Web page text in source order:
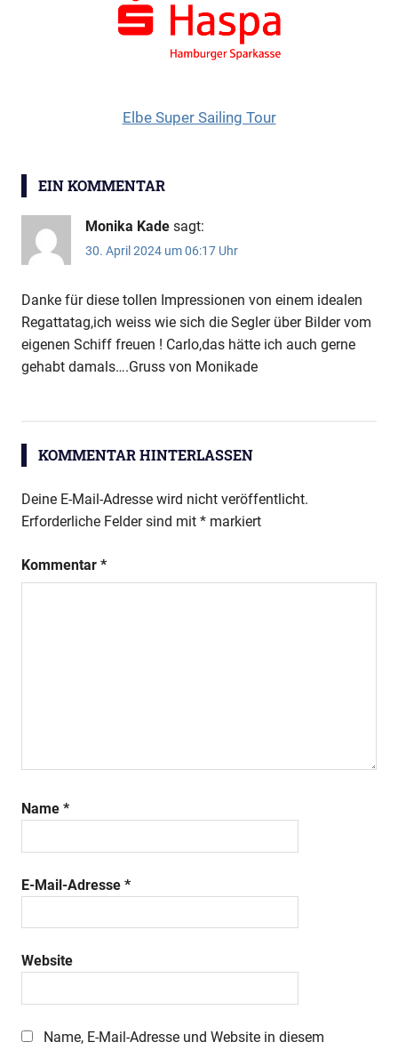
Elbe Super Sailing Tour
EIN KOMMENTAR
Monika Kade sagt:
30. April 2024 um 06:17 Uhr
Danke für diese tollen Impressionen von einem idealen
Regattatag,ich weiss wie sich die Segler über Bilder vom
eigenen Schiff freuen ! Carlo,das hätte ich auch gerne
gehabt damals….Gruss von Monikade
KOMMENTAR HINTERLASSEN
Deine E-Mail-Adresse wird nicht veröffentlicht.
Erforderliche Felder sind mit * markiert
Kommentar *
Name *
E-Mail-Adresse *
Website
Name, E-Mail-Adresse und Website in diesem